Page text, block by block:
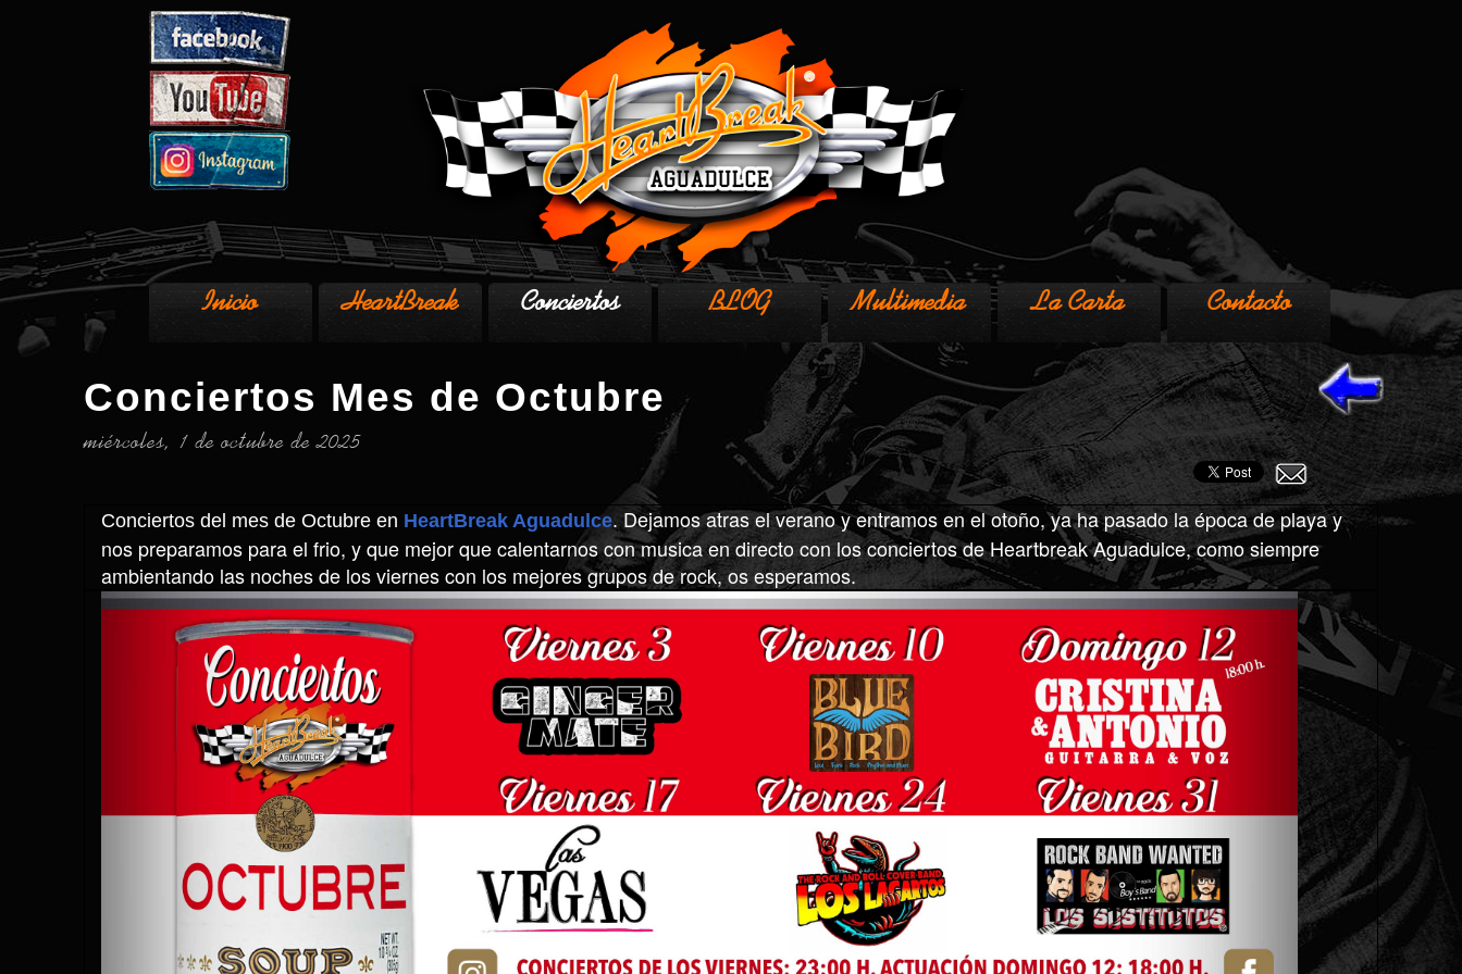
Inicio HeartBreak Conciertos BLOG Multimedia La Carta Contacto
Conciertos Mes de Octubre
miércoles, 1 de octubre de 2025
Conciertos del mes de Octubre en HeartBreak Aguadulce. Dejamos atras el verano y entramos en el otoño, ya ha pasado la época de playa y
nos preparamos para el frio, y que mejor que calentarnos con musica en directo con los conciertos de Heartbreak Aguadulce, como siempre
ambientando las noches de los viernes con los mejores grupos de rock, os esperamos.